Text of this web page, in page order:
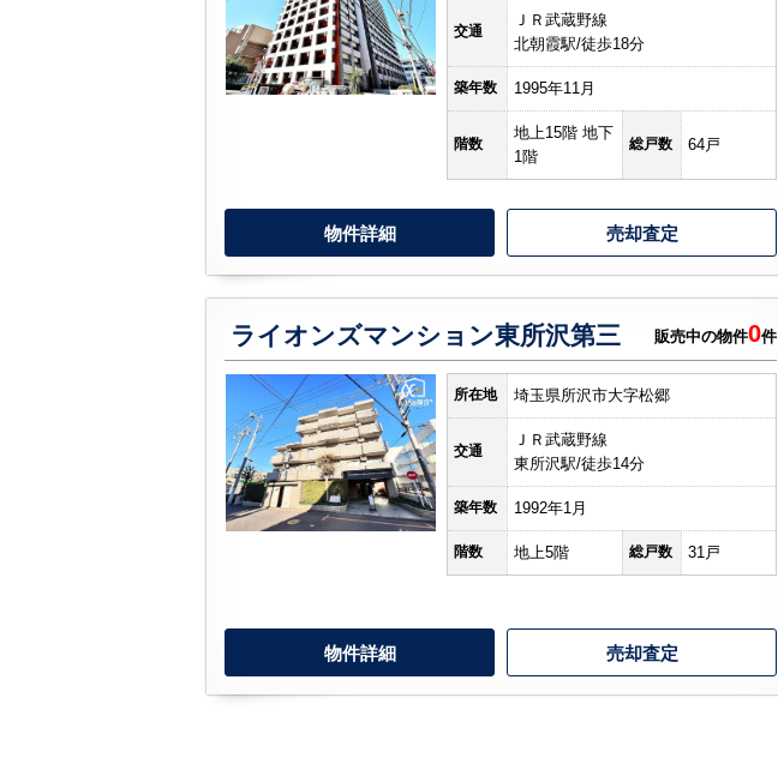
交通
ＪＲ武蔵野線
北朝霞駅/徒歩18分
築年数 1995年11月
階数
地上15階 地下
1階
総戸数 64戸
物件詳細 売却査定
ライオンズマンション東所沢第三 販売中の物件0件
所在地 埼玉県所沢市大字松郷
交通
ＪＲ武蔵野線
東所沢駅/徒歩14分
築年数 1992年1月
階数 地上5階 総戸数 31戸
物件詳細 売却査定